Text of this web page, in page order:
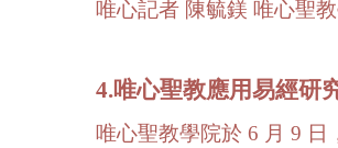
唯心記者 陳毓鎂 唯心聖
4.唯心聖教應用易經研
唯心聖教學院於 6 月 9